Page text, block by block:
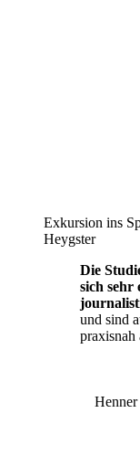
Exkursion ins
Heygster
Die
sich sehr
und sind
praxisnah